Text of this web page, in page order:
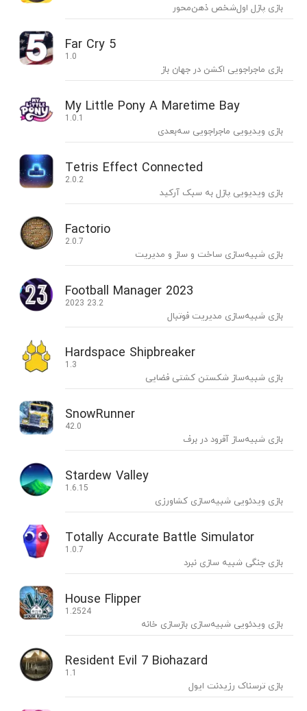
بازی پازل اول‌شخص ذهن‌محور
Far Cry 5
1.0
بازی ماجراجویی اکشن در جهان باز
My Little Pony A Maretime Bay
1.0.1
بازی ویدیویی ماجراجویی سه‌بعدی
Tetris Effect Connected
2.0.2
بازی ویدیویی پازل به سبک آرکید
Factorio
2.0.7
بازی شبیه‌سازی ساخت و ساز و مدیریت
Football Manager 2023
2023 23.2
بازی شبیه‌سازی مدیریت فوتبال
Hardspace Shipbreaker
1.3
بازی شبیه‌ساز شکستن کشتی فضایی
SnowRunner
42.0
بازی شبیه‌ساز آفرود در برف
Stardew Valley
1.6.15
بازی ویدئویی شبیه‌سازی کشاورزی
Totally Accurate Battle Simulator
1.0.7
بازی جنگی شبیه سازی نبرد
House Flipper
1.2524
بازی ویدئویی شبیه‌سازی بازسازی خانه
Resident Evil 7 Biohazard
1.1
بازی ترسناک رزیدنت ایول